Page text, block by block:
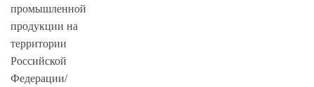
промышленной
продукции на
территории
Российской
Федерации/